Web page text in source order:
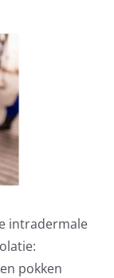
intradermale
pokken